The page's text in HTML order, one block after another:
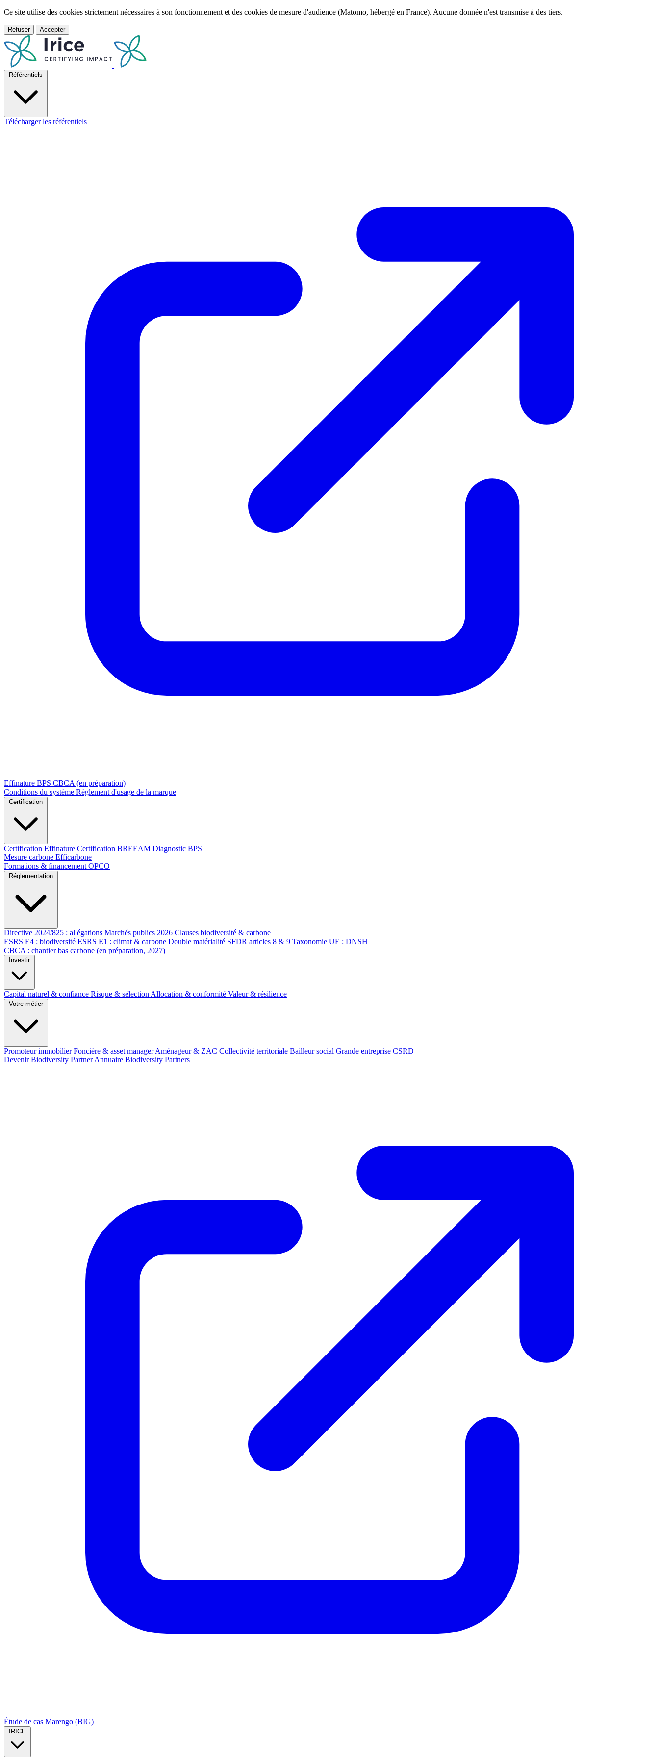
Ce site utilise des cookies strictement nécessaires à son fonctionnement et des cookies de mesure d'audience (Matomo, hébergé en France). Aucune donnée n'est transmise à des tiers.
Refuser Accepter
Référentiels
Télécharger les référentiels
Effinature BPS CBCA (en préparation)
Conditions du système Règlement d'usage de la marque
Certification
Certification Effinature Certification BREEAM Diagnostic BPS
Mesure carbone Efficarbone
Formations & financement OPCO
Réglementation
Directive 2024/825 : allégations Marchés publics 2026 Clauses biodiversité & carbone
ESRS E4 : biodiversité ESRS E1 : climat & carbone Double matérialité SFDR articles 8 & 9 Taxonomie UE : DNSH
CBCA : chantier bas carbone (en préparation, 2027)
Investir
Capital naturel & confiance Risque & sélection Allocation & conformité Valeur & résilience
Votre métier
Promoteur immobilierFoncière & asset managerAménageur & ZAC Collectivité territoriale Bailleur social Grande entreprise CSRD
Devenir Biodiversity PartnerAnnuaire Biodiversity Partners
Étude de cas Marengo (BIG)
IRICE